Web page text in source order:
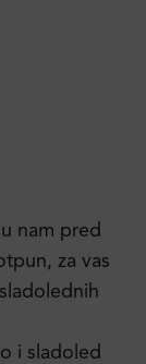
nam pred
za vas
i sladoled